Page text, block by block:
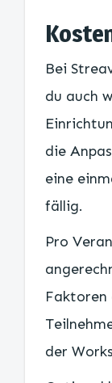
Bei
du auch
die
eine
fällig.
Pro
Faktoren
der